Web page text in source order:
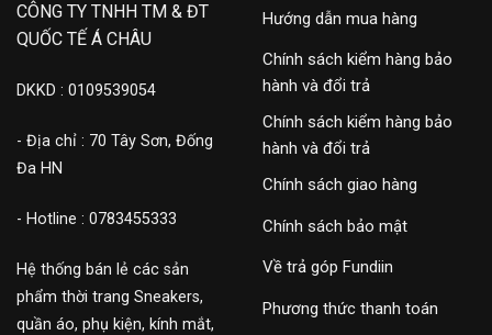
CÔNG TY TNHH TM & ĐT
QUỐC TẾ Á CHÂU
DKKD : 0109539054
- Địa chỉ : 70 Tây Sơn, Đống
Đa HN
- Hotline : 0783455333
Hệ thống bán lẻ các sản
phẩm thời trang Sneakers,
quần áo, phụ kiện, kính mắt,
Hướng dẫn mua hàng
Chính sách kiểm hàng bảo
hành và đổi trả
Chính sách kiểm hàng bảo
hành và đổi trả
Chính sách giao hàng
Chính sách bảo mật
Về trả góp Fundiin
Phương thức thanh toán